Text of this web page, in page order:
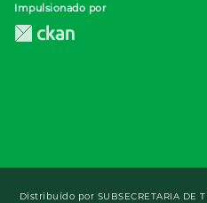
Impulsionado por
Distribuído por SUBSECRETARIA DE